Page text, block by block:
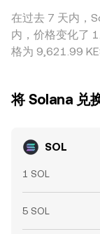
全消除不同交易
在过去 7 天内，
内，价格变化了
格为 9,621.99
将 Solana 兑
SOL
1 SOL
5 SOL